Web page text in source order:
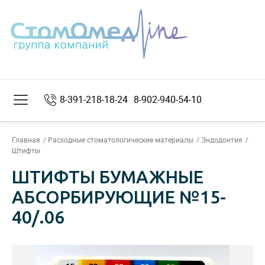
8-391-218-18-24 8-902-940-54-10
Главная Расходные стоматологические материалы
Эндодонтия
Штифты
ШТИФТЫ БУМАЖНЫЕ
АБСОРБИРУЮЩИЕ №15-
40/.06